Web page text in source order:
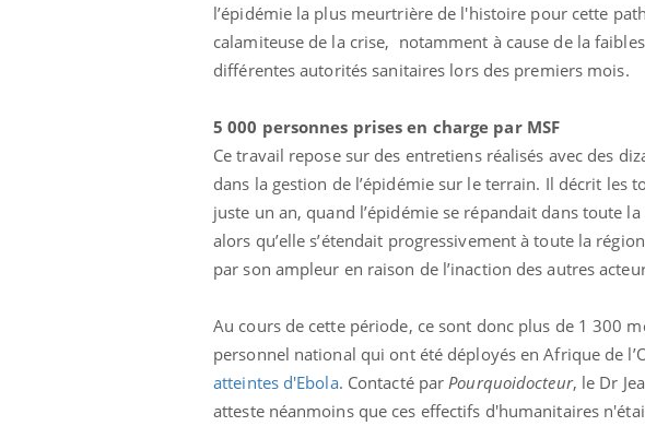
l’épidémie la plus meurtrière de l'histoire pour cette
calamiteuse de la crise, notamment à cause de la
différentes autorités sanitaires lors des premiers mois.
5 000 personnes prises en charge par MSF
Ce travail repose sur des entretiens réalisés avec des
dans la gestion de l’épidémie sur le terrain. Il décrit les
juste un an, quand l’épidémie se répandait dans toute
alors qu’elle s’étendait progressivement à toute la
par son ampleur en raison de l’inaction des autres
Au cours de cette période, ce sont donc plus de 1 300
personnel national qui ont été déployés en Afrique de
atteintes d'Ebola. Contacté par Pourquoidocteur, le Dr
atteste néanmoins que ces effectifs d'humanitaires
Bébés, jeunes enfants :
quelle trousse à
pharmacie pour les
vacances ?
en